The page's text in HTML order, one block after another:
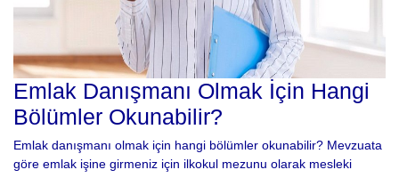
Emlak Danışmanı Olmak İçin Hangi
Bölümler Okunabilir?
Emlak danışmanı olmak için hangi bölümler okunabilir? Mevzuata
göre emlak işine girmeniz için ilkokul mezunu olarak mesleki